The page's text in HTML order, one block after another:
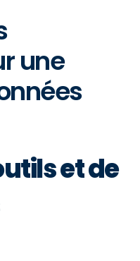
une
et de